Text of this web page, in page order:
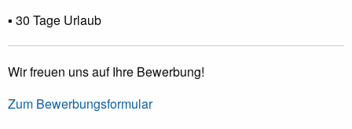
▪ 30 Tage Urlaub
Wir freuen uns auf Ihre Bewerbung!
Zum Bewerbungsformular